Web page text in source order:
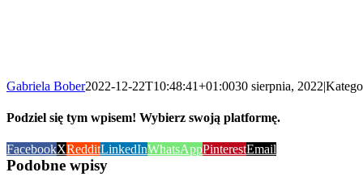
Gabriela Bober2022-12-22T10:48:41+01:0030 sierpnia, 2022|
Podziel się tym wpisem! Wybierz swoją platformę.
FacebookXRedditLinkedInWhatsAppPinterestEmail
Podobne wpisy